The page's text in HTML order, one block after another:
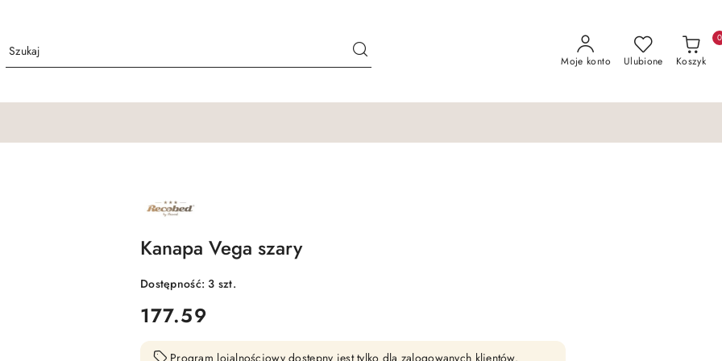
Moje konto Ulubione Koszyk
0
NAZWA
PRODUCENTA:
Kanapa Vega szary
Dostępność:3 szt.
cena:
177.59
Program lojalnościowy dostępny jest tylko dla zalogowanych klientów.